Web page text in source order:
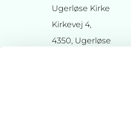
Ugerløse Kirke
Kirkevej 4,
4350, Ugerløse